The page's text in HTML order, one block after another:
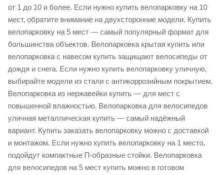
от 1 до 10 и более. Если нужно купить велопарковку на 10
мест, обратите внимание на двухсторонние модели. Купить
велопарковку на 5 мест — самый популярный формат для
большинства объектов. Велопарковка крытая купить или
велопарковка с навесом купить защищают велосипеды от
дождя и снега. Если нужно купить велопарковку уличную,
выбирайте модели из стали с антикоррозийным покрытием.
Велопарковка из нержавейки купить — для мест с
повышенной влажностью. Велопарковка для велосипедов
уличная металлическая купить — самый надёжный
вариант. Купить заказать велопарковку можно с доставкой
и монтажом. Если нужно купить велопарковку на 1 место,
подойдут компактные П-образные стойки. Велопарковка
для велосипедов на 5 мест купить можно в готовом